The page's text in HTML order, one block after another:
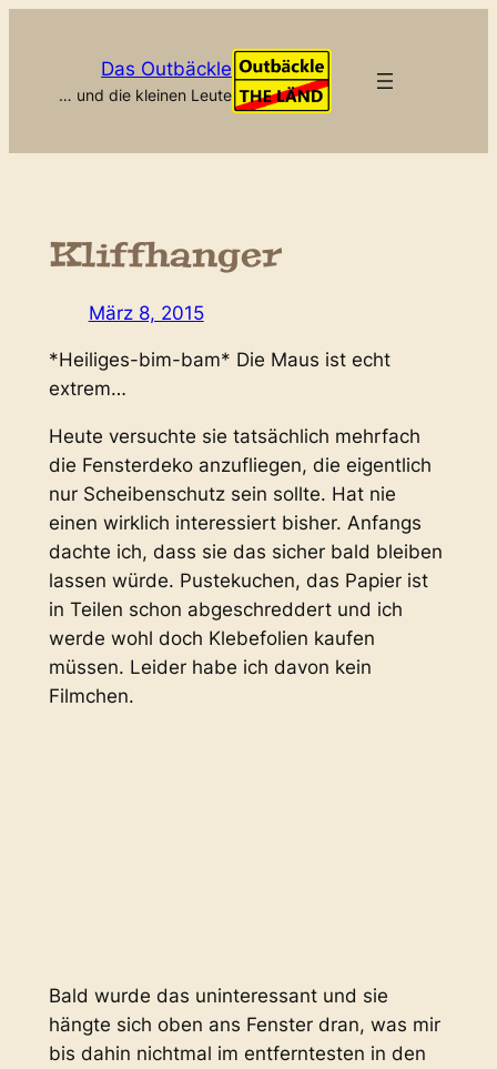
Das Outbäckle
… und die kleinen Leute
Kliffhanger
März 8, 2015
*Heiliges-bim-bam* Die Maus ist echt
extrem…
Heute versuchte sie tatsächlich mehrfach
die Fensterdeko anzufliegen, die eigentlich
nur Scheibenschutz sein sollte. Hat nie
einen wirklich interessiert bisher. Anfangs
dachte ich, dass sie das sicher bald bleiben
lassen würde. Pustekuchen, das Papier ist
in Teilen schon abgeschreddert und ich
werde wohl doch Klebefolien kaufen
müssen. Leider habe ich davon kein
Filmchen.
Bald wurde das uninteressant und sie
hängte sich oben ans Fenster dran, was mir
bis dahin nichtmal im entferntesten in den